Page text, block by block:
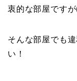
衷的な部屋です
そんな部屋でも
い！